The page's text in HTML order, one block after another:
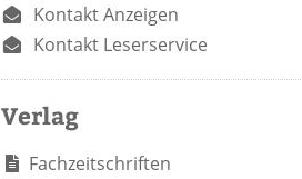
Kontakt Anzeigen
Kontakt Leserservice
Verlag
Fachzeitschriften